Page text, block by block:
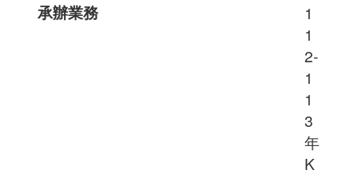
承辦業務
1
1
2-
1
1
3
年
K